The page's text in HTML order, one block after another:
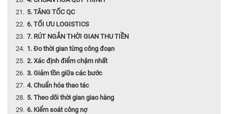
5. TĂNG TỐC QC
6. TỐI ƯU LOGISTICS
7. RÚT NGẮN THỜI GIAN THU TIỀN
1. Đo thời gian từng công đoạn
2. Xác định điểm chậm nhất
3. Giảm tồn giữa các bước
4. Chuẩn hóa thao tác
5. Theo dõi thời gian giao hàng
6. Kiểm soát công nợ